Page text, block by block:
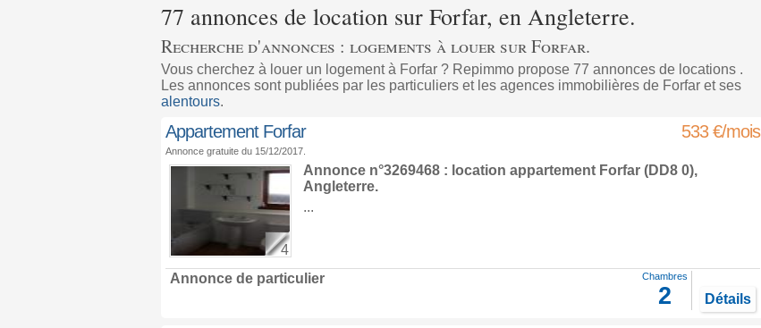
77 annonces de location sur Forfar, en Angleterre.
Recherche d'annonces : logements à louer sur Forfar.
Vous cherchez à louer un logement à Forfar ? Repimmo propose 77 annonces de locations .
Les annonces sont publiées par les particuliers et les agences immobilières de Forfar et ses
alentours.
Appartement Forfar 533 €/mois
Annonce gratuite du 15/12/2017.
4
Annonce n°3269468 : location appartement Forfar(DD8 0),
Angleterre.
...
Annonce de particulier Chambres
2 Détails